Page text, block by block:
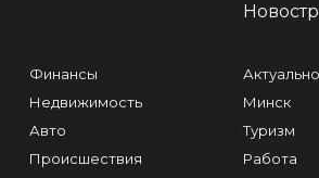
Финансы
Недвижимость
Авто
Происшествия
Актуально
Минск
Туризм
Работа